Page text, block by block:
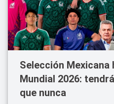
Selección Mexicana
Mundial 2026:
que nunca